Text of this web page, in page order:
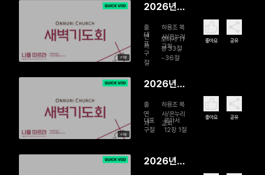
깰 때입니
다
45분
2026년
일 故하용
조 목사 15
주기 새벽
기도회 | 구
출
연
자
하용조 목
사/온누리
교회
대
표
구
절
로마서 11
장 33절
~36절
좋아요 공유
45분
2026년
일 故하용
조 목사 15
기도회 | 구
원의 삶, 몸
출
연
자
하용조 목
사/온누리
교회
대표
구절
로마서
12장 1절
좋아요 공유
2026년